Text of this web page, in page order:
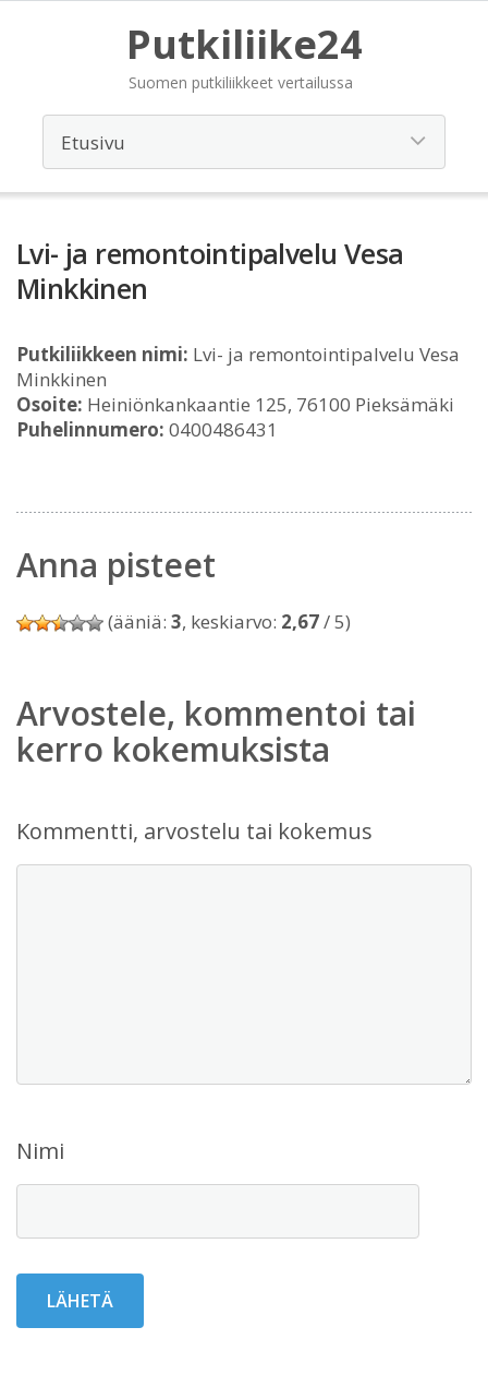
Putkiliike24
Suomen putkiliikkeet vertailussa
Lvi- ja remontointipalvelu Vesa
Minkkinen
Putkiliikkeen nimi: Lvi- ja remontointipalvelu Vesa
Minkkinen
Osoite: Heiniönkankaantie 125, 76100 Pieksämäki
Puhelinnumero: 0400486431
Anna pisteet
(ääniä: 3, keskiarvo: 2,67/ 5)
Arvostele, kommentoi tai
kerro kokemuksista
Kommentti, arvostelu tai kokemus
Nimi